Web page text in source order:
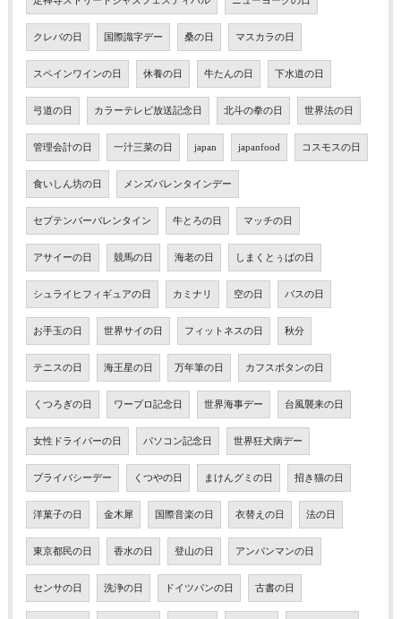
クレバの日 国際識字デー 桑の日 マスカラの日
スペインワインの日 休養の日 牛たんの日 下水道の日
弓道の日 カラーテレビ放送記念日 北斗の拳の日 世界法の日
管理会計の日 一汁三菜の日 japan japanfood コスモスの日
食いしん坊の日 メンズバレンタインデー
セプテンバーバレンタイン 牛とろの日 マッチの日
アサイーの日 競馬の日 海老の日 しまくとぅばの日
シュライヒフィギュアの日 カミナリ 空の日 バスの日
お手玉の日 世界サイの日 フィットネスの日 秋分
テニスの日 海王星の日 万年筆の日 カフスボタンの日
くつろぎの日 ワープロ記念日 世界海事デー 台風襲来の日
女性ドライバーの日 パソコン記念日 世界狂犬病デー
プライバシーデー くつやの日 まけんグミの日 招き猫の日
洋菓子の日 金木犀 国際音楽の日 衣替えの日 法の日
東京都民の日 香水の日 登山の日 アンパンマンの日
センサの日 洗浄の日 ドイツパンの日 古書の日